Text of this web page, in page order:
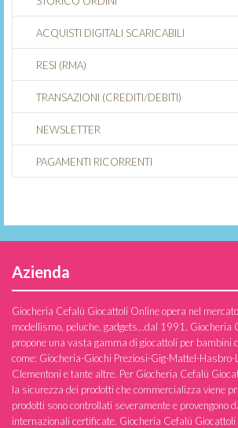
ACQUISTI DIGITALI SCARICABILI
RESI (RMA)
TRANSAZIONI (CREDITI/DEBITI)
NEWSLETTER
PAGAMENTI RICORRENTI
Azienda
Giocheria Cefalù Giocattoli Online opera nel
modellismo, peluche, gadgets...dal 1991. Giocheria
propone una vasta gamma di giocattoli per bambini
come: Giocheria-Giochi Preziosi-Gig-Mattel-Hasbro-
Clementoni e tante altre. Per Giocheria Cefalù
la sicurezza dei prodotti che commercializza viene
prodotti sono controllati severamente e provengono
internazionali certificate. Giocheria Cefalù